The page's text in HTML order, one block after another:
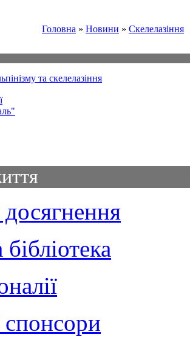
Головна » Новини » Скелелазіння
та скелелазіння